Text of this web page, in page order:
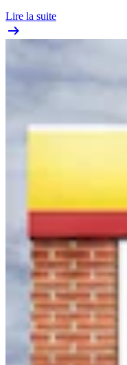
Lire la suite